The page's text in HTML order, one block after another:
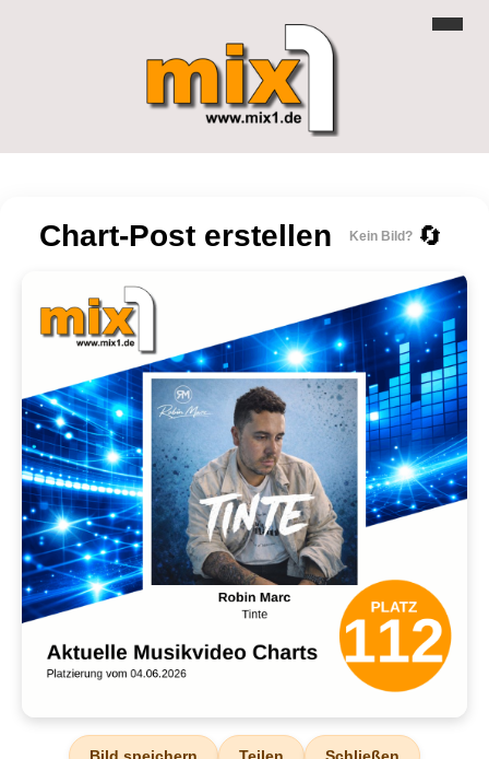
Chart-Post erstellen Kein Bild? 🔄